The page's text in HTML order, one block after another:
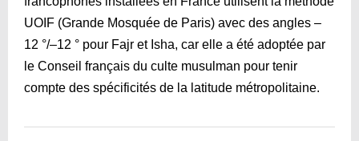
UOIF (Grande Mosquée de Paris) avec des angles –
12 °/–12 ° pour Fajr et Isha, car elle a été adoptée par
le Conseil français du culte musulman pour tenir
compte des spécificités de la latitude métropolitaine.